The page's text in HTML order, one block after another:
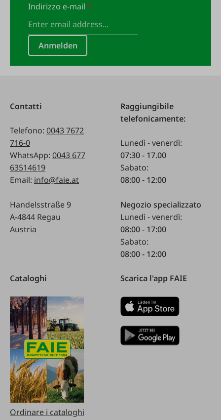
Indirizzo e-mail*
Anmelden
Contatti
Telefono: 0043 7672
716-0
WhatsApp: 0043 677
63514619
Email: info@faie.at
Handelsstraße 9
A-4844 Regau
Austria
Raggiungibile
telefonicamente:
Lunedì - venerdì:
07:30 - 17.00
Sabato:
08:00 - 12:00
Negozio specializzato
Lunedì - venerdì:
08:00 - 17:00
Sabato:
08:00 - 12:00
Cataloghi
Ordinare i cataloghi
Scarica l'app FAIE